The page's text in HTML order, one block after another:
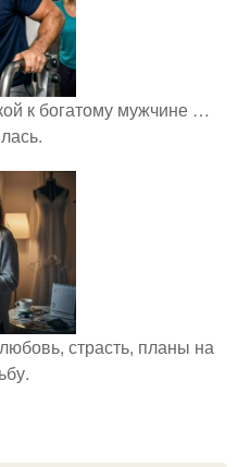
к богатому мужчине …
страсть, планы на